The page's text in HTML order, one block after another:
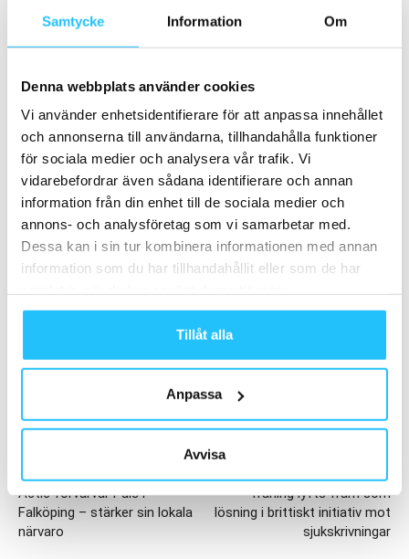
Samtycke Information Om
Denna webbplats använder cookies
Vi använder enhetsidentifierare för att anpassa innehållet
och annonserna till användarna, tillhandahålla funktioner
för sociala medier och analysera vår trafik. Vi
vidarebefordrar även sådana identifierare och annan
information från din enhet till de sociala medier och
annons- och analysföretag som vi samarbetar med.
Dessa kan i sin tur kombinera informationen med annan
information som du har tillhandahållit eller som de har
Tillåt alla
Anpassa
Avvisa
Actic förvärvar Puls i
Falköping – stärker sin lokala
närvaro
Träning lyfts fram som
lösning i brittiskt initiativ mot
sjukskrivningar